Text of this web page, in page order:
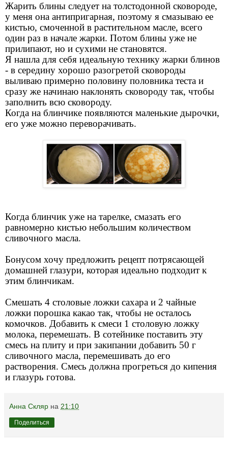
Жарить блины следует на толстодонной сковороде,
у меня она антипригарная, поэтому я смазываю ее
кистью, смоченной в растительном масле, всего
один раз в начале жарки. Потом блины уже не
прилипают, но и сухими не становятся.
Я нашла для себя идеальную технику жарки блинов
- в середину хорошо разогретой сковороды
выливаю примерно половину половника теста и
сразу же начинаю наклонять сковороду так, чтобы
заполнить всю сковороду.
Когда на блинчике появляются маленькие дырочки,
его уже можно переворачивать.
Когда блинчик уже на тарелке, смазать его
равномерно кистью небольшим количеством
сливочного масла.
Бонусом хочу предложить рецепт потрясающей
домашней глазури, которая идеально подходит к
этим блинчикам.
Смешать 4 столовые ложки сахара и 2 чайные
ложки порошка какао так, чтобы не осталось
комочков. Добавить к смеси 1 столовую ложку
молока, перемешать. В сотейнике поставить эту
смесь на плиту и при закипании добавить 50 г
сливочного масла, перемешивать до его
растворения. Смесь должна прогреться до кипения
и глазурь готова.
Анна Скляр на 21:10
Поделиться